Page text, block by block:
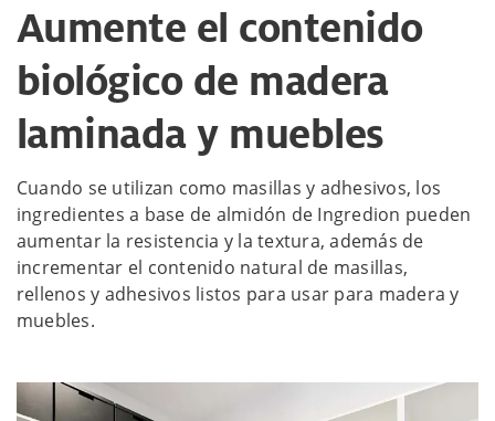
Aumente el contenido
biológico de madera
laminada y muebles
Cuando se utilizan como masillas y adhesivos, los
ingredientes a base de almidón de Ingredion pueden
aumentar la resistencia y la textura, además de
incrementar el contenido natural de masillas,
rellenos y adhesivos listos para usar para madera y
muebles.